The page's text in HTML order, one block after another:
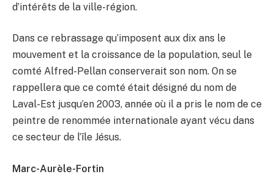
d’intérêts de la ville-région.
Dans ce rebrassage qu’imposent aux dix ans le
mouvement et la croissance de la population, seul le
comté Alfred-Pellan conserverait son nom. On se
rappellera que ce comté était désigné du nom de
Laval-Est jusqu’en 2003, année où il a pris le nom de ce
peintre de renommée internationale ayant vécu dans
ce secteur de l’île Jésus.
Marc-Aurèle-Fortin